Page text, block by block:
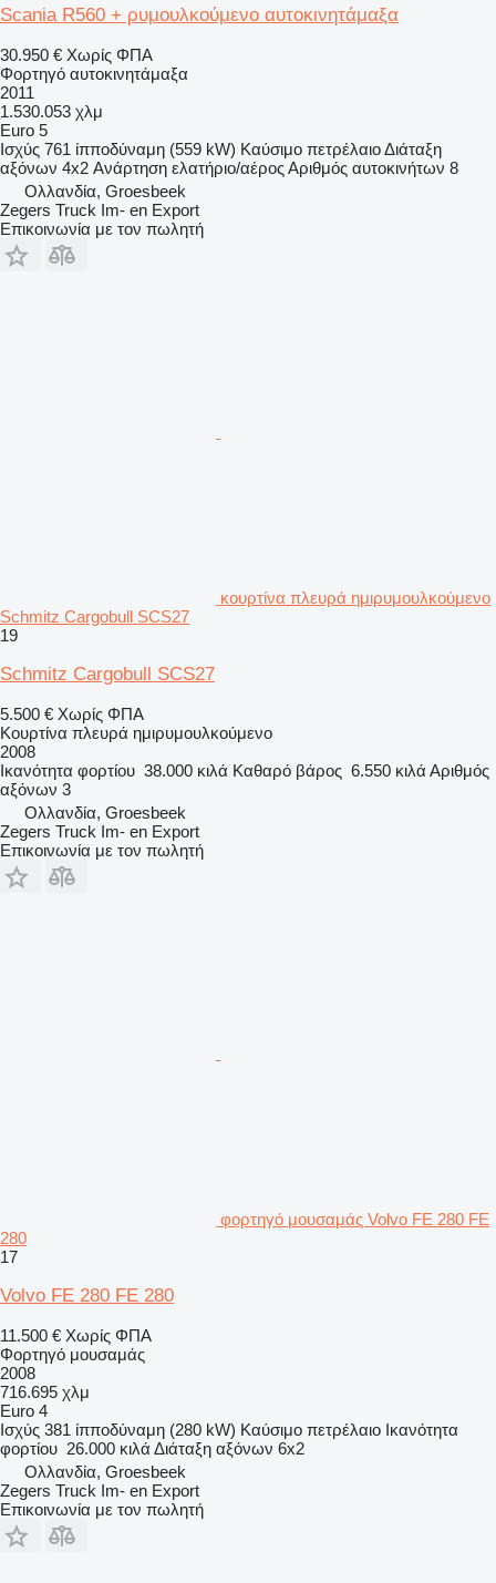
Scania R560 + ρυμουλκούμενο αυτοκινητάμαξα
30.950 € Χωρίς ΦΠΑ
Φορτηγό αυτοκινητάμαξα
2011
1.530.053 χλμ
Euro 5
Ισχύς 761 ίπποδύναμη (559 kW) Καύσιμο πετρέλαιοΔιάταξη
αξόνων 4x2 Ανάρτηση ελατήριο/αέροςΑριθμός αυτοκινήτων 8
Ολλανδία, Groesbeek
Zegers Truck Im- en Export
Επικοινωνία με τον πωλητή
κουρτίνα πλευρά ημιρυμουλκούμενο
Schmitz Cargobull SCS27
19
Schmitz Cargobull SCS27
5.500 € Χωρίς ΦΠΑ
Κουρτίνα πλευρά ημιρυμουλκούμενο
2008
Ικανότητα φορτίου 38.000 κιλά Καθαρό βάρος 6.550 κιλά Αριθμός
αξόνων 3
Ολλανδία, Groesbeek
Zegers Truck Im- en Export
Επικοινωνία με τον πωλητή
φορτηγό μουσαμάς Volvo FE 280 FE
280
17
Volvo FE 280 FE 280
11.500 € Χωρίς ΦΠΑ
Φορτηγό μουσαμάς
2008
716.695 χλμ
Euro 4
Ισχύς 381 ίπποδύναμη (280 kW) Καύσιμο πετρέλαιο Ικανότητα
φορτίου 26.000 κιλά Διάταξη αξόνων 6x2
Ολλανδία, Groesbeek
Zegers Truck Im- en Export
Επικοινωνία με τον πωλητή